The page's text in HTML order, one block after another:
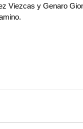
Viezcas y Genaro